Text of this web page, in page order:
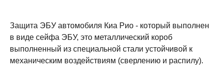
Защита ЭБУ автомобиля Киа Рио - который выполнен
в виде сейфа ЭБУ, это металлический короб
выполненный из специальной стали устойчивой к
механическим воздействиям (сверлению и распилу).